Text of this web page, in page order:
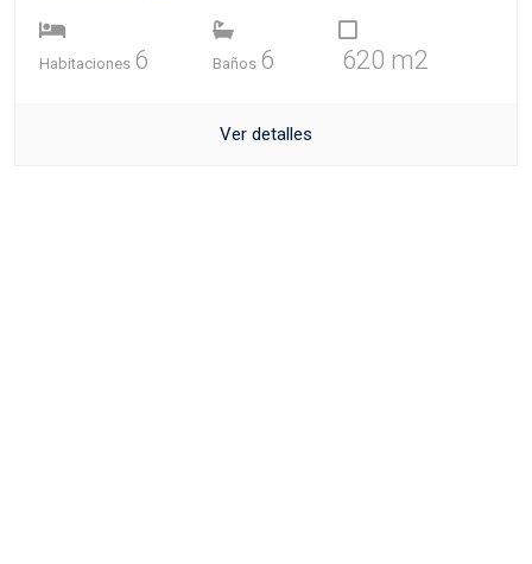
Habitaciones 6 Baños 6 620 m2
Ver detalles